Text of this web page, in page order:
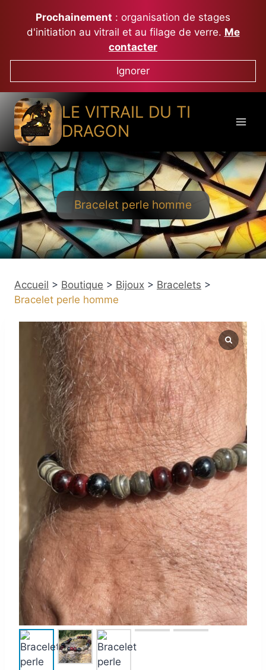
contenu
Prochainement : organisation de stages
d'initiation au vitrail et au filage de verre. Me
contacter
Ignorer
LE VITRAIL DU TI
DRAGON
Bracelet perle homme
Accueil > Boutique > Bijoux > Bracelets >
Bracelet perle homme